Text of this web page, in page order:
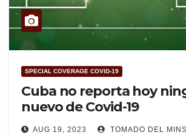
SPECIAL COVERAGE COVID-19
Cuba no reporta hoy
nuevo de Covid-19
AUG 19, 2023
TOMADO DEL